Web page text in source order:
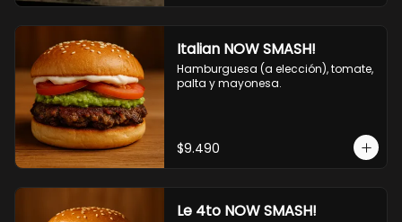
Italian NOW SMASH!
Hamburguesa (a elección), tomate,
palta y mayonesa.
$9.490
Le 4to NOW SMASH!